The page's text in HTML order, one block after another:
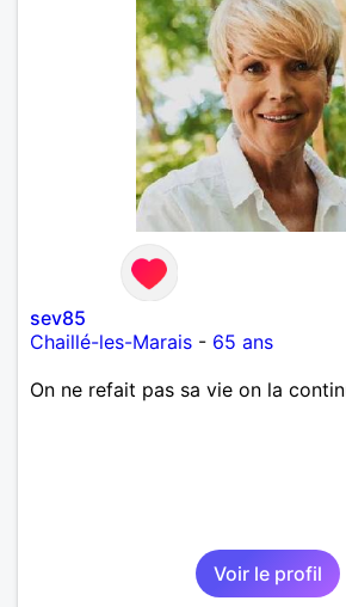
sev85
Chaillé-les-Marais - 65 ans
On ne refait pas sa vie on la
Voir le profil